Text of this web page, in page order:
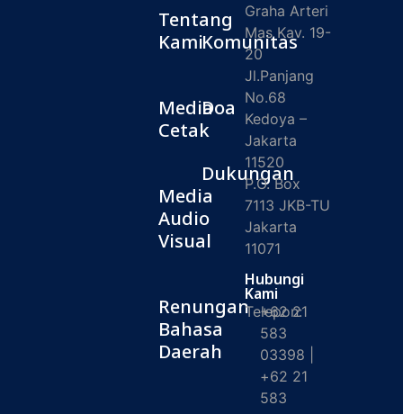
Tentang
Kami
Media
Cetak
Media
Audio
Visual
Renungan
Bahasa
Daerah
Komunitas
Doa
Dukungan
Graha Arteri
Mas Kav. 19-
20
Jl.Panjang
No.68
Kedoya –
Jakarta
11520
P.O. Box
7113 JKB-TU
Jakarta
11071
Hubungi
Kami
Telepon:
+62 21
583
03398 |
+62 21
583